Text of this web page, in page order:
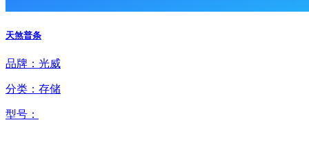
天煞普条
品牌：光威
分类：存储
型号：